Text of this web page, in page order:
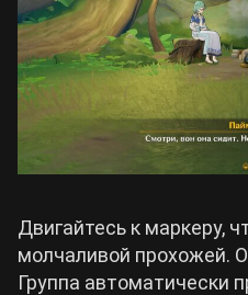
Двигайтесь к маркеру,
молчаливой прохожей.
Группа автоматически